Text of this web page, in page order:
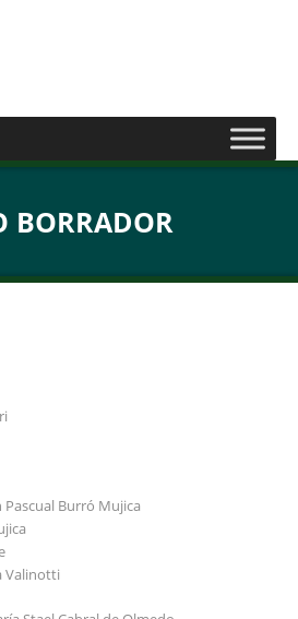
BORRADOR
Pascual Burró Mujica
Valinotti